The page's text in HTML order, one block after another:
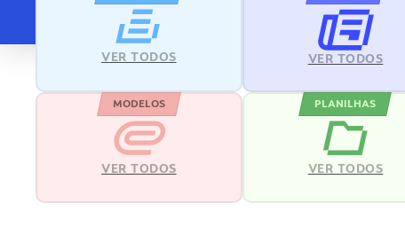
VER TODOS VER TODOS
MODELOS
VER TODOS
PLANILHAS
VER TODOS